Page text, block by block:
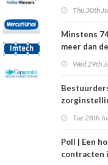
Thu 30th
Minstens
meer dan
Wed 29th
Tue 28th
Poll | Een
contracten